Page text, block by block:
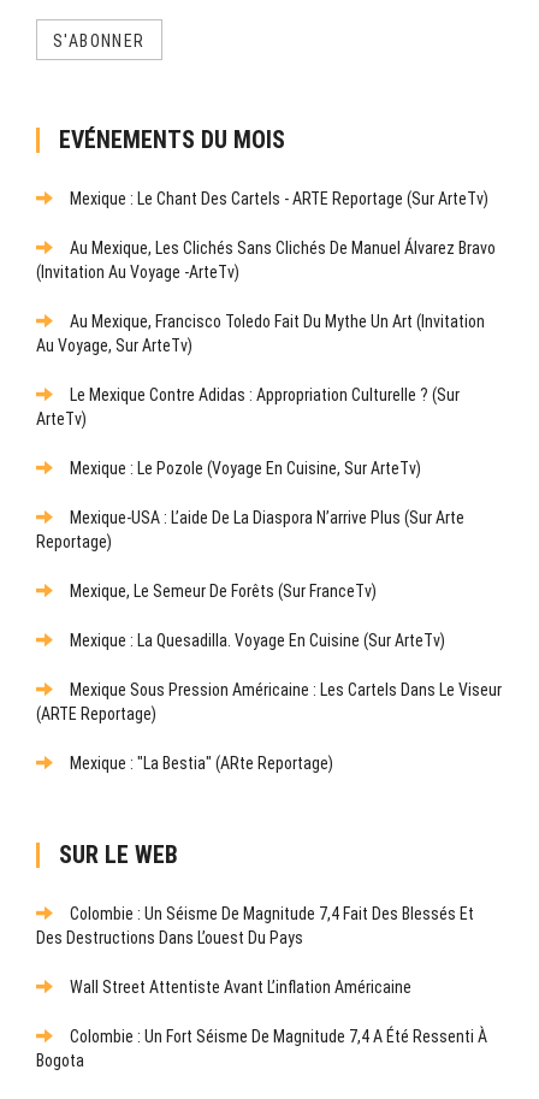
S'ABONNER
EVÉNEMENTS DU MOIS
Mexique : Le Chant Des Cartels - ARTE Reportage (sur ArteTv)
Au Mexique, Les Clichés Sans Clichés De Manuel Álvarez Bravo
(Invitation Au Voyage -ArteTv)
Au Mexique, Francisco Toledo Fait Du Mythe Un Art (Invitation
Au Voyage, Sur ArteTv)
Le Mexique Contre Adidas : Appropriation Culturelle ? (sur
ArteTv)
Mexique : Le Pozole (Voyage En Cuisine, Sur ArteTv)
Mexique-USA : L’aide De La Diaspora N’arrive Plus (sur Arte
Reportage)
Mexique, Le Semeur De Forêts (sur FranceTv)
Mexique : La Quesadilla. Voyage En Cuisine (sur ArteTv)
Mexique Sous Pression Américaine : Les Cartels Dans Le Viseur
(ARTE Reportage)
Mexique : "La Bestia" (ARte Reportage)
SUR LE WEB
Colombie : Un Séisme De Magnitude 7,4 Fait Des Blessés Et
Des Destructions Dans L’ouest Du Pays
Wall Street Attentiste Avant L’inflation Américaine
Colombie : Un Fort Séisme De Magnitude 7,4 A Été Ressenti À
Bogota